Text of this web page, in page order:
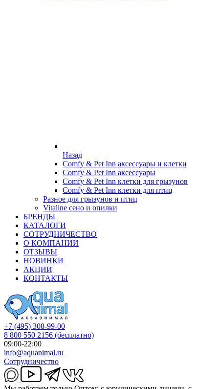
Назад
Comfy & Pet Inn аксессуары и клетки
Comfy & Pet Inn аксессуары
Comfy & Pet Inn клетки для грызунов
Comfy & Pet Inn клетки для птиц
Разное для грызунов и птиц
Vitaline сено и опилки
БРЕНДЫ
КАТАЛОГИ
СОТРУДНИЧЕСТВО
О КОМПАНИИ
ОТЗЫВЫ
НОВИНКИ
АКЦИИ
КОНТАКТЫ
+7 (495) 308-99-00
8 800 550 2156 (бесплатно)
09:00-22:00
info@aquanimal.ru
Сотрудничество